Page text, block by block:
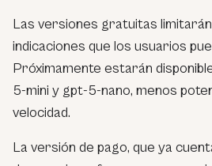
Las versiones gratuitas
indicaciones que los usuarios
Próximamente estarán
5-mini y gpt-5-nano, menos
velocidad.
La versión de pago, que ya